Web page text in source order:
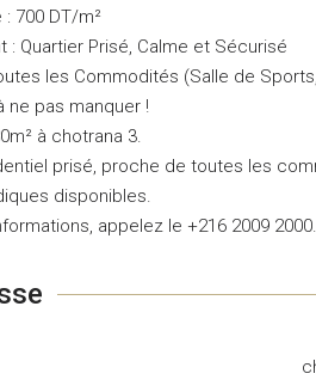
: 700 DT/m²
: Quartier Prisé, Calme et Sécurisé
les Commodités (Salle de
ne pas manquer !
à chotrana 3.
prisé, proche de toutes les
disponibles.
appelez le +216 2009 2000.